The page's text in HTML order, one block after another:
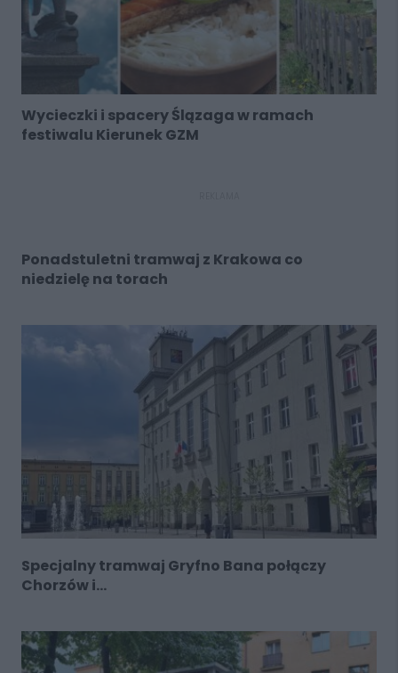
Wycieczki i spacery Ślązaga w ramach
festiwalu Kierunek GZM
Ponadstuletni tramwaj z Krakowa co
niedzielę na torach
Specjalny tramwaj Gryfno Bana połączy
Chorzów i...